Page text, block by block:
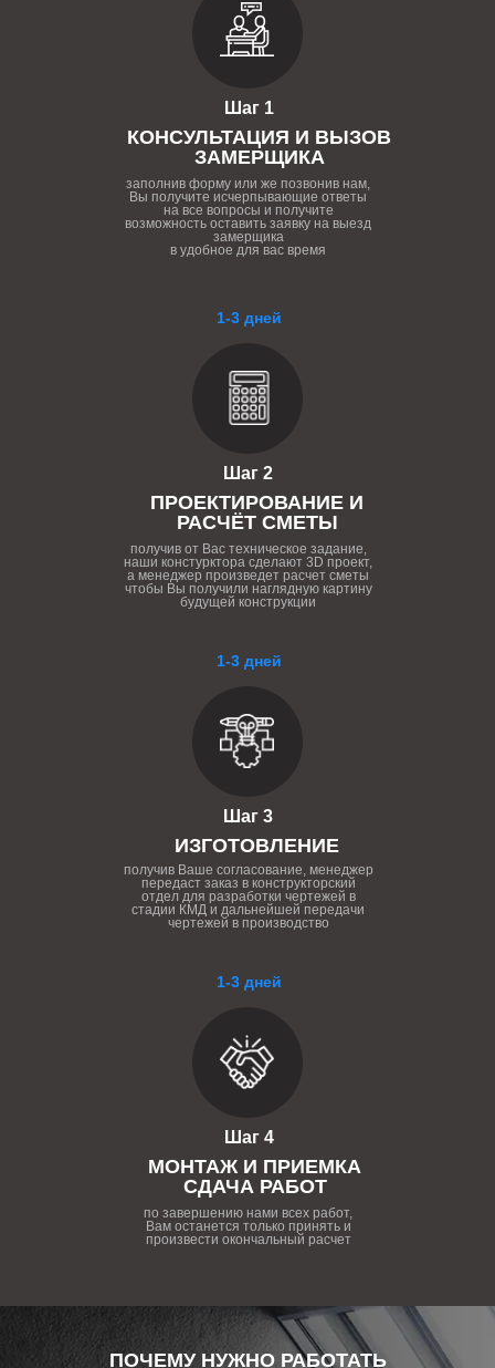
1-3 дней
Шаг 4
МОНТАЖ И ПРИЕМКА
СДАЧА РАБОТ
по завершению нами всех работ,
Вам останется только принять и
произвести окончальный расчет
1-3 дней
Шаг 3
ИЗГОТОВЛЕНИЕ
получив Ваше согласование, менеджер
передаст заказ в конструкторский
отдел для разработки чертежей в
стадии КМД и дальнейшей передачи
чертежей в производство
1-3 дней
Шаг 2
ПРОЕКТИРОВАНИЕ И
РАСЧЁТ СМЕТЫ
получив от Вас техническое задание,
наши констурктора сделают 3D проект,
а менеджер произведет расчет сметы
чтобы Вы получили наглядную картину
будущей конструкции
Шаг 1
КОНСУЛЬТАЦИЯ И ВЫЗОВ
ЗАМЕРЩИКА
заполнив форму или же позвонив нам,
Вы получите исчерпывающие ответы
на все вопросы и получите
возможность оставить заявку на выезд
замерщика
в удобное для вас время
ПОЧЕМУ НУЖНО РАБОТАТЬ